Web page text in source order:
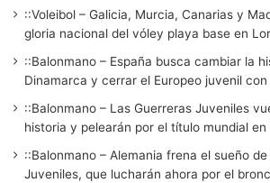
::Voleibol – Galicia, Murcia, Canarias y
gloria nacional del vóley playa base en
::Balonmano – España busca cambiar la
Dinamarca y cerrar el Europeo juvenil con
::Balonmano – Las Guerreras Juveniles
historia y pelearán por el título mundial en
::Balonmano – Alemania frena el sueño
Juveniles, que lucharán ahora por el